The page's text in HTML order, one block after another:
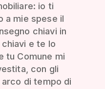
io ti
a mie spese il
chiavi in
e te lo
tu Comune mi
con gli
di tempo di